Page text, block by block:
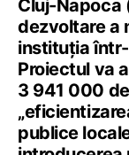
Cluj-Napoca
dezvoltare a
instituția
Proiectul va
3 941 000
publice